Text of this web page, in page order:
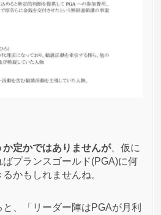
全に騙されたのにまだそれを
スゴールド(PGA)への投稿
てるらしいじゃん？
か定かではありませんが、仮に
プランスゴールド(PGA)に何
かもしれませんね。
、「リーダー陣はPGAが月利